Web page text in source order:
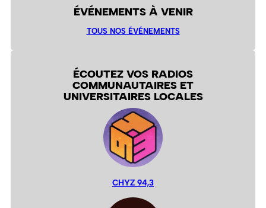
ÉVÉNEMENTS À VENIR
TOUS NOS ÉVÉNEMENTS
ÉCOUTEZ VOS RADIOS
COMMUNAUTAIRES ET
UNIVERSITAIRES LOCALES
CHYZ 94,3